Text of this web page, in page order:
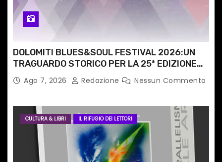
o
l
i
DOLOMITI BLUES&SOUL FESTIVAL 2026:UN
TRAGUARDO STORICO PER LA 25ª EDIZIONE
TRA LE CIME PATRIMONIO UNESCO
Ago 7, 2026 Redazione Nessun Commento
CULTURA & LIBRI IL RIFUGIO DEI LETTORI